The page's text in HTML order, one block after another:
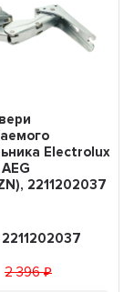
Electrolux,
2211202037
2211202037
2 396